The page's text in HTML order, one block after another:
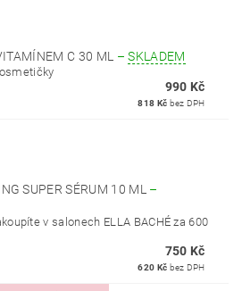
C 30 ML –SKLADEM
990 Kč
818 Kč bez DPH
SUPER SÉRUM 10 ML –
v salonech ELLA BACHÉ za 600
750 Kč
620 Kč bez DPH